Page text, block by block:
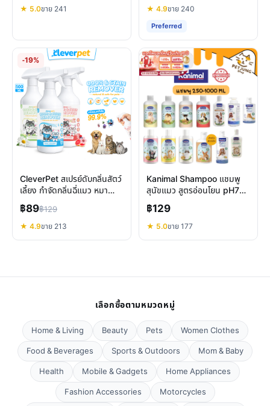
★ 5.0ขาย 241 ★ 4.9ขาย 240
Preferred
-19%
CleverPet สเปรย์ดับกลิ่นสัตว์
เลี้ยง กำจัดกลิ่นฉี่แมว หมา
ขจัดแบคทีเรีย 99.9%
฿89฿129
★ 4.9ขาย 213
Kanimal Shampoo แชมพู
สุนัขแมว สูตรอ่อนโยน pH7
บำรุงขนสัตว์เลี้ยง
฿129
★ 5.0ขาย 177
เลือกซื้อตามหมวดหมู่
Home & Living Beauty Pets
Women Clothes
Food & Beverages
Sports & Outdoors
Mom & Baby
Health
Mobile & Gadgets
Home Appliances
Fashion Accessories
Motorcycles